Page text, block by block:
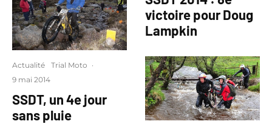
Actualité Trial Moto ·
9 mai 2014
SSDT, un 4e jour
sans pluie
victoire pour Doug
Lampkin